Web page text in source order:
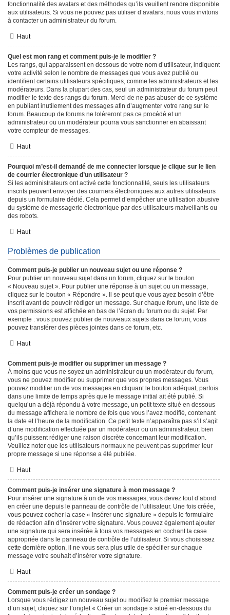
fonctionnalité des avatars et des méthodes qu’ils veuillent rendre disponible
aux utilisateurs. Si vous ne pouvez pas utiliser d’avatars, nous vous invitons
à contacter un administrateur du forum.
Haut
Quel est mon rang et comment puis-je le modifier ?
Les rangs, qui apparaissent en dessous de votre nom d’utilisateur, indiquent
votre activité selon le nombre de messages que vous avez publié ou
identifient certains utilisateurs spécifiques, comme les administrateurs et les
modérateurs. Dans la plupart des cas, seul un administrateur du forum peut
modifier le texte des rangs du forum. Merci de ne pas abuser de ce système
en publiant inutilement des messages afin d’augmenter votre rang sur le
forum. Beaucoup de forums ne toléreront pas ce procédé et un
administrateur ou un modérateur pourra vous sanctionner en abaissant
votre compteur de messages.
Haut
Pourquoi m’est-il demandé de me connecter lorsque je clique sur le lien
de courrier électronique d’un utilisateur ?
Si les administrateurs ont activé cette fonctionnalité, seuls les utilisateurs
inscrits peuvent envoyer des courriers électroniques aux autres utilisateurs
depuis un formulaire dédié. Cela permet d’empêcher une utilisation abusive
du système de messagerie électronique par des utilisateurs malveillants ou
des robots.
Haut
Problèmes de publication
Comment puis-je publier un nouveau sujet ou une réponse ?
Pour publier un nouveau sujet dans un forum, cliquez sur le bouton
« Nouveau sujet ». Pour publier une réponse à un sujet ou un message,
cliquez sur le bouton « Répondre ». Il se peut que vous ayez besoin d’être
inscrit avant de pouvoir rédiger un message. Sur chaque forum, une liste de
vos permissions est affichée en bas de l’écran du forum ou du sujet. Par
exemple : vous pouvez publier de nouveaux sujets dans ce forum, vous
pouvez transférer des pièces jointes dans ce forum, etc.
Haut
Comment puis-je modifier ou supprimer un message ?
À moins que vous ne soyez un administrateur ou un modérateur du forum,
vous ne pouvez modifier ou supprimer que vos propres messages. Vous
pouvez modifier un de vos messages en cliquant le bouton adéquat, parfois
dans une limite de temps après que le message initial ait été publié. Si
quelqu’un a déjà répondu à votre message, un petit texte situé en dessous
du message affichera le nombre de fois que vous l’avez modifié, contenant
la date et l’heure de la modification. Ce petit texte n’apparaîtra pas s’il s’agit
d’une modification effectuée par un modérateur ou un administrateur, bien
qu’ils puissent rédiger une raison discrète concernant leur modification.
Veuillez noter que les utilisateurs normaux ne peuvent pas supprimer leur
propre message si une réponse a été publiée.
Haut
Comment puis-je insérer une signature à mon message ?
Pour insérer une signature à un de vos messages, vous devez tout d’abord
en créer une depuis le panneau de contrôle de l’utilisateur. Une fois créée,
vous pouvez cocher la case « Insérer une signature » depuis le formulaire
de rédaction afin d’insérer votre signature. Vous pouvez également ajouter
une signature qui sera insérée à tous vos messages en cochant la case
appropriée dans le panneau de contrôle de l’utilisateur. Si vous choisissez
cette dernière option, il ne vous sera plus utile de spécifier sur chaque
message votre souhait d’insérer votre signature.
Haut
Comment puis-je créer un sondage ?
Lorsque vous rédigez un nouveau sujet ou modifiez le premier message
d’un sujet, cliquez sur l’onglet « Créer un sondage » situé en-dessous du